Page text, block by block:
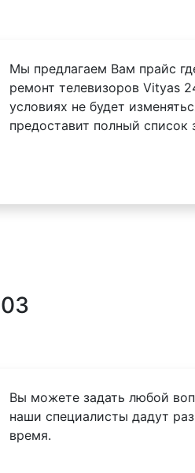
Мы предлагаем Вам прайс
ремонт телевизоров Vityas
условиях не будет
предоставит полный список
Вы можете задать любой
наши специалисты дадут
время.